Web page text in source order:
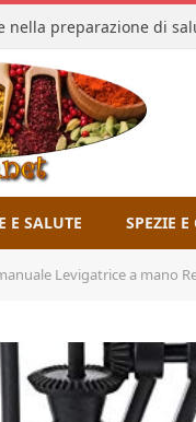
nella preparazione di
E SALUTE SPEZIE
Levigatrice a mano